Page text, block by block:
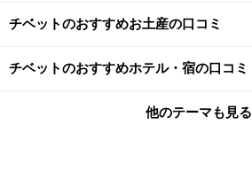
チベットのおすすめお土産の口コミ
チベットのおすすめホテル・宿の口コミ
他のテーマも見る